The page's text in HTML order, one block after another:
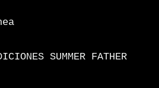
SUMMER FATHER